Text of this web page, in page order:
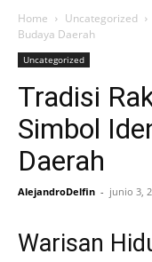
Home Uncategorized
Budaya Daerah
Uncategorized
Tradisi
Simbol
Daerah
AlejandroDelfin - junio 3,
Warisan